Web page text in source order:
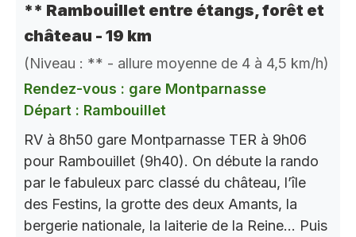
** Rambouillet entre étangs, forêt et
château - 19 km
(Niveau : ** - allure moyenne de 4 à 4,5 km/h)
Rendez-vous : gare Montparnasse
Départ : Rambouillet
RV à 8h50 gare Montparnasse TER à 9h06
pour Rambouillet (9h40). On débute la rando
par le fabuleux parc classé du château, l’île
des Festins, la grotte des deux Amants, la
bergerie nationale, la laiterie de la Reine… Puis